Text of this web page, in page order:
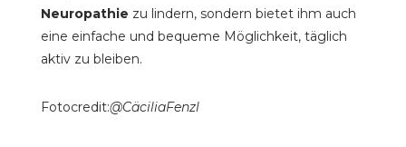
Neuropathie zu lindern, sondern bietet ihm auch
eine einfache und bequeme Möglichkeit, täglich
aktiv zu bleiben.
Fotocredit:@CäciliaFenzl